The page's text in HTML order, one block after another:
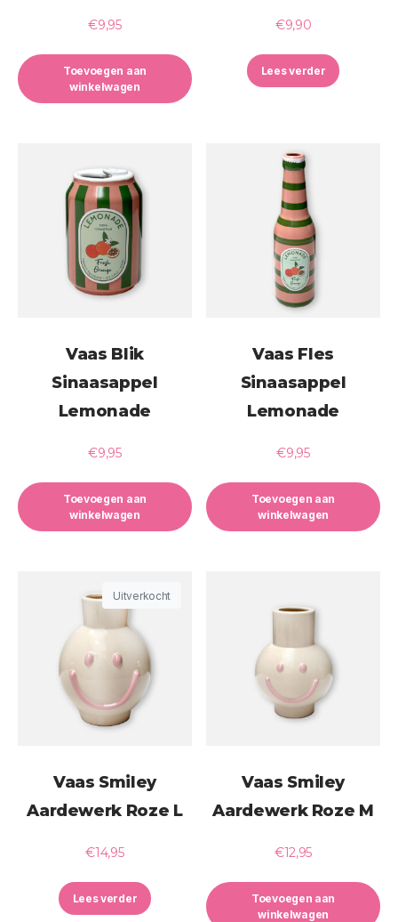
€9,95
Toevoegen aan
winkelwagen
€9,90
Lees verder
Vaas Blik
Sinaasappel
Lemonade
€9,95
Toevoegen aan
winkelwagen
Vaas Fles
Sinaasappel
Lemonade
€9,95
Toevoegen aan
winkelwagen
Uitverkocht
Vaas Smiley
Aardewerk Roze L
€14,95
Lees verder
Vaas Smiley
Aardewerk Roze M
€12,95
Toevoegen aan
winkelwagen